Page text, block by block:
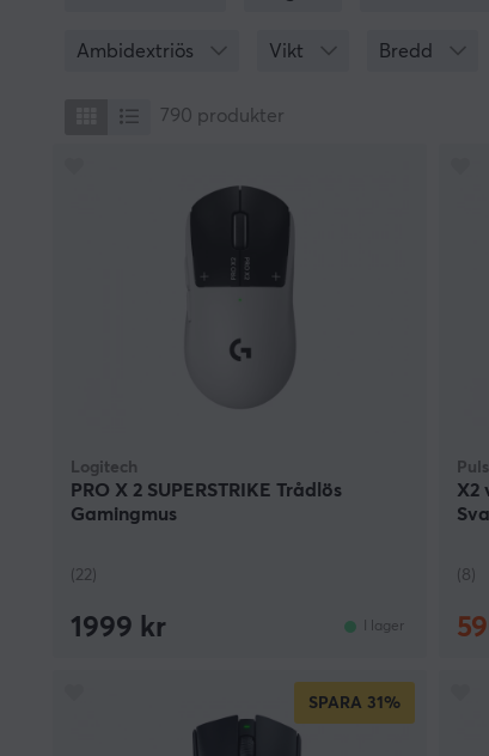
titta inte tillbaka.
Ambidextriös Vikt Bredd
790 produkter
Logitech
PRO X 2 SUPERSTRIKE Trådlös
Gamingmus
(22)
1999 kr I lager
X2
(8)
SPARA 31%